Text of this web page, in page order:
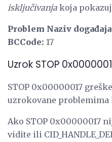
isključivanja koja
Problem Naziv
BCCode: 17
Uzrok STOP
STOP 0x00000017
uzrokovane problemima
Ako STOP 0x00000017
vidite ili